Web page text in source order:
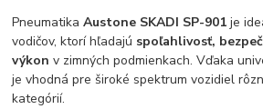
PneumatikaAustone SKADI SP-901 je
vodičov, ktorí hľadajú spoľahlivosť,
výkon v zimných podmienkach. Vďaka
je vhodná pre široké spektrum vozidiel
kategórií.